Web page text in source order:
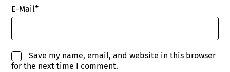
E-Mail*
Save my name, email, and website in this browser
for the next time I comment.